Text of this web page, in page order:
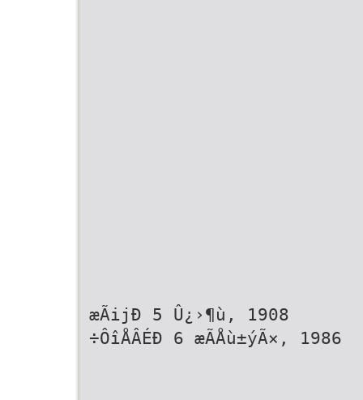
æÃijÐ 5 Û¿›¶ù, 1908
÷ÔîÅÂÉÐ 6 æÃÅù±ýÃ×, 1986